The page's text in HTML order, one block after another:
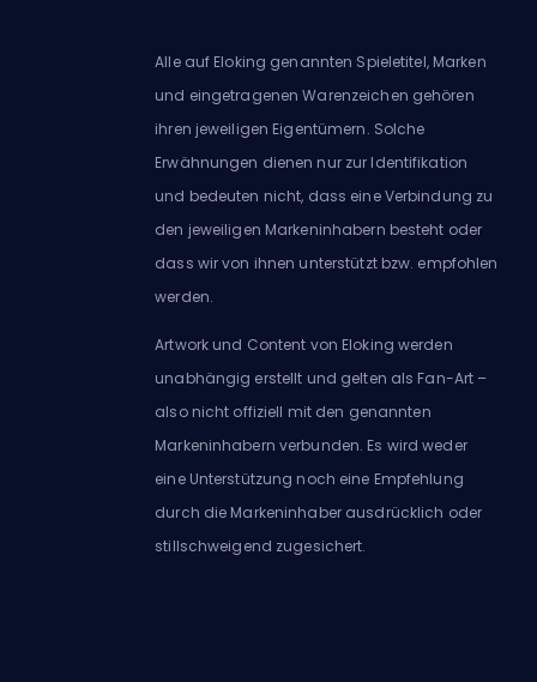
Alle auf Eloking genannten Spieletitel, Marken
und eingetragenen Warenzeichen gehören
ihren jeweiligen Eigentümern. Solche
Erwähnungen dienen nur zur Identifikation
und bedeuten nicht, dass eine Verbindung zu
den jeweiligen Markeninhabern besteht oder
dass wir von ihnen unterstützt bzw. empfohlen
werden.
Artwork und Content von Eloking werden
unabhängig erstellt und gelten als Fan-Art –
also nicht offiziell mit den genannten
Markeninhabern verbunden. Es wird weder
eine Unterstützung noch eine Empfehlung
durch die Markeninhaber ausdrücklich oder
stillschweigend zugesichert.